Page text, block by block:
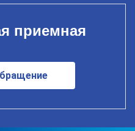
приемная